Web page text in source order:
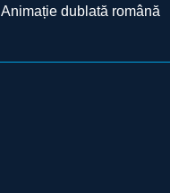
Animație dublată română